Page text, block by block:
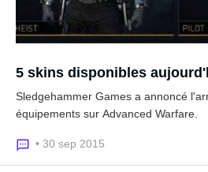
5 skins disponibles
Sledgehammer Games a annoncé
équipements sur Advanced Warfare.
• 30 sep 2015